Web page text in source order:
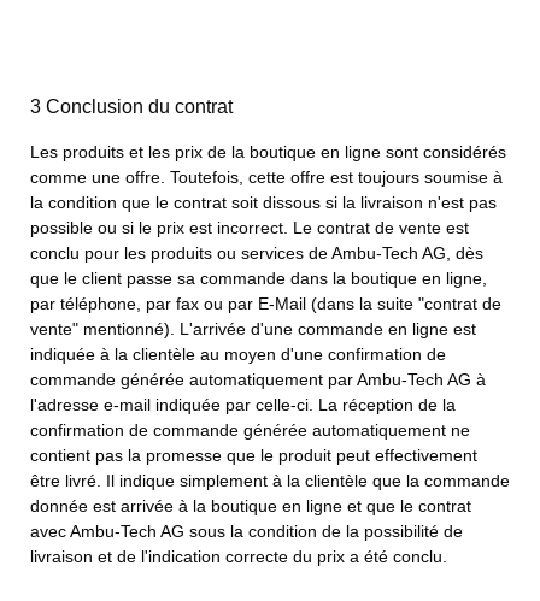
3 Conclusion du contrat
Les produits et les prix de la boutique en ligne sont considérés
comme une offre. Toutefois, cette offre est toujours soumise à
la condition que le contrat soit dissous si la livraison n'est pas
possible ou si le prix est incorrect. Le contrat de vente est
conclu pour les produits ou services de Ambu-Tech AG, dès
que le client passe sa commande dans la boutique en ligne,
par téléphone, par fax ou par E-Mail (dans la suite "contrat de
vente" mentionné). L'arrivée d'une commande en ligne est
indiquée à la clientèle au moyen d'une confirmation de
commande générée automatiquement par Ambu-Tech AG à
l'adresse e-mail indiquée par celle-ci. La réception de la
confirmation de commande générée automatiquement ne
contient pas la promesse que le produit peut effectivement
être livré. Il indique simplement à la clientèle que la commande
donnée est arrivée à la boutique en ligne et que le contrat
avec Ambu-Tech AG sous la condition de la possibilité de
livraison et de l'indication correcte du prix a été conclu.